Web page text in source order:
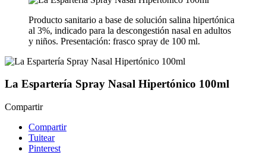
Producto sanitario a base de solución salina hipertónica
al 3%, indicado para la descongestión nasal en adultos
y niños. Presentación: frasco spray de 100 ml.
La Espartería Spray Nasal Hipertónico 100ml
Compartir
Compartir
Tuitear
Pinterest